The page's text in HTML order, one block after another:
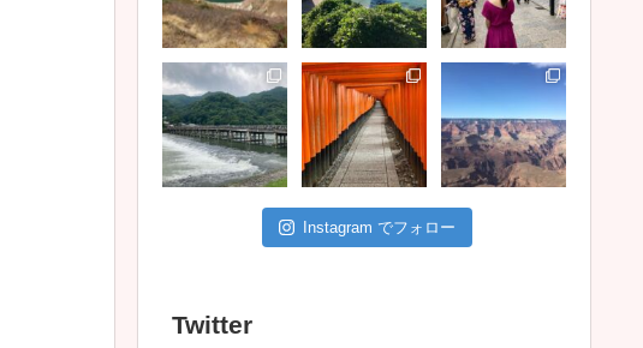
Instagram でフォロー
Twitter